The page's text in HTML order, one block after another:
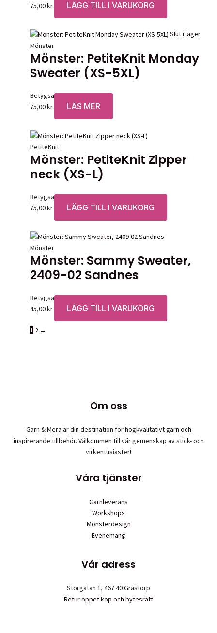
75,00kr LÄGG TILL I VARUKORG
Slut i lager
Mönster
Mönster: PetiteKnit Monday
Sweater (XS-5XL)
Betygsatt0av 5
75,00kr LÄS MER
PetiteKnit
Mönster: PetiteKnit Zipper
neck (XS-L)
Betygsatt0av 5
75,00kr LÄGG TILL I VARUKORG
Mönster
Mönster: Sammy Sweater,
2409-02 Sandnes
Betygsatt0av 5
45,00kr LÄGG TILL I VARUKORG
1 2 →
Om oss
Garn & Mera är din destination för högkvalitativt garn och
inspirerande tillbehör. Välkommen till vår gemenskap av stick- och
virkentusiaster!
Våra tjänster
Garnleverans
Workshops
Mönsterdesign
Evenemang
Vår adress
Storgatan 1, 467 40 Grästorp
Retur öppet köp och bytesrätt